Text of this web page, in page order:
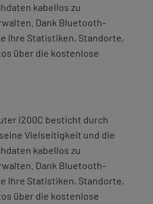
kabellos zu
Dank Bluetooth-
Ihre Statistiken, Standorte,
über die kostenlose
i200C besticht durch
Vielseitigkeit und die
kabellos zu
Dank Bluetooth-
Ihre Statistiken, Standorte,
über die kostenlose